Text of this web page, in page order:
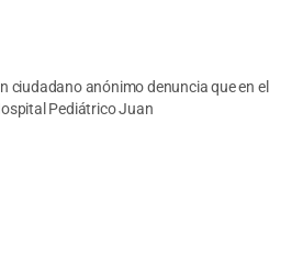
ciudadano anónimo denuncia que en el
Pediátrico Juan